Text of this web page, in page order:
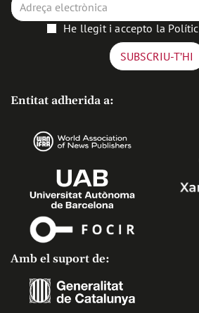
He llegit i accepto la
Entitat adherida a:
Amb el suport de: